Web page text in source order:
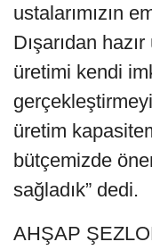
ustalarımızın
Dışarıdan
üretimi kendi
üretim
bütçemizde
sağladık” dedi.
AHŞAP